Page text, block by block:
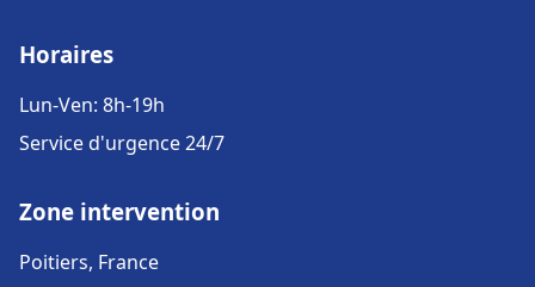
Horaires
Lun-Ven: 8h-19h
Service d'urgence 24/7
Zone intervention
Poitiers, France